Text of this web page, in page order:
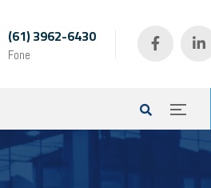
(61) 3962-6430
Fone